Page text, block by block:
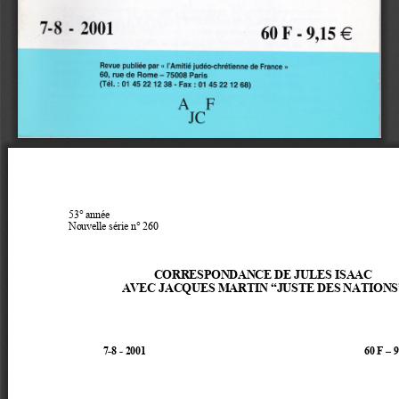
53° année
Nouvelle série n° 260
CORRESPONDANCE DE JULES ISAAC
AVEC JACQUES MARTIN “JUSTE DES
7-8 - 2001                                                                                     60 F –